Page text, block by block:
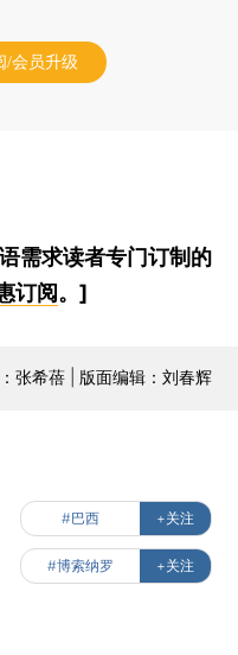
/会员升级
需求读者专门订制的
订阅。]
张希蓓 | 版面编辑：刘春辉
#巴西 +关注
#博索纳罗 +关注